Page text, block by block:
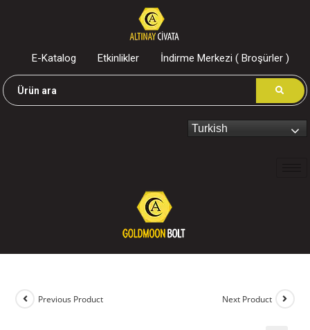
E-Katalog Etkinlikler İndirme Merkezi ( Broşürler )
Turkish
Previous Product Next Product